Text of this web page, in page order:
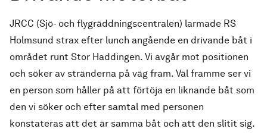
JRCC (Sjö- och flygräddningscentralen) larmade RS
Holmsund strax efter lunch angående en drivande båt i
området runt Stor Haddingen. Vi avgår mot positionen
och söker av stränderna på väg fram. Väl framme ser vi
en person som håller på att förtöja en liknande båt som
den vi söker och efter samtal med personen
konstateras att det är samma båt och att den slitit sig.